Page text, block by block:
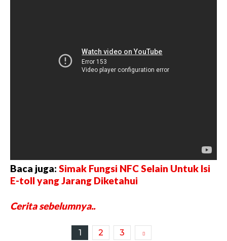
Baca juga: Simak Fungsi NFC Selain Untuk Isi
E-toll yang Jarang Diketahui
Cerita sebelumnya..
1 2 3